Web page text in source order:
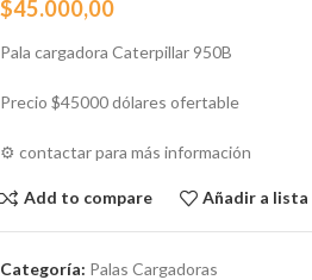
$45.000,00
Pala cargadora Caterpillar 950B
Precio $45000 dólares ofertable
⚙️ contactar para más información
Add to compare Añadir a
Categoría: Palas Cargadoras